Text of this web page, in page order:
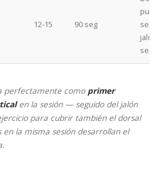
12-15 90 seg
pull
perfectamente como primer
en la sesión — seguido del jalón
para cubrir también el dorsal
la misma sesión desarrollan el